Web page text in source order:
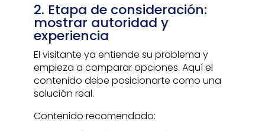
2. Etapa de consideración:
mostrar autoridad y
experiencia
El visitante ya entiende su problema y
empieza a comparar opciones. Aquí el
contenido debe posicionarte como una
solución real.
Contenido recomendado: